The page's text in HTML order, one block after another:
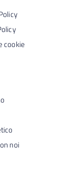
cookie
noi